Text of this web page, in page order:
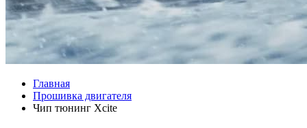
Главная
Прошивка двигателя
Чип тюнинг Xcite